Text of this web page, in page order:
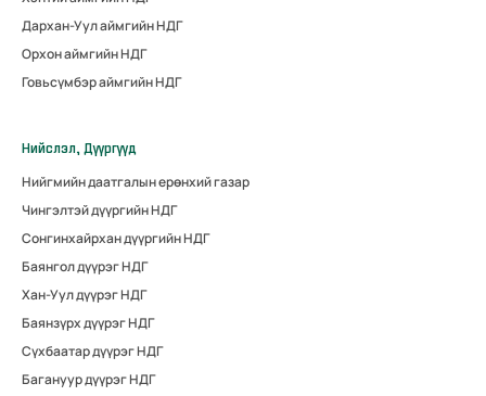
Дархан-Уул аймгийн НДГ
Орхон аймгийн НДГ
Говьсүмбэр аймгийн НДГ
Нийслэл, Дүүргүүд
Нийгмийн даатгалын ерөнхий газар
Чингэлтэй дүүргийн НДГ
Сонгинхайрхан дүүргийн НДГ
Баянгол дүүрэг НДГ
Хан-Уул дүүрэг НДГ
Баянзүрх дүүрэг НДГ
Сүхбаатар дүүрэг НДГ
Багануур дүүрэг НДГ